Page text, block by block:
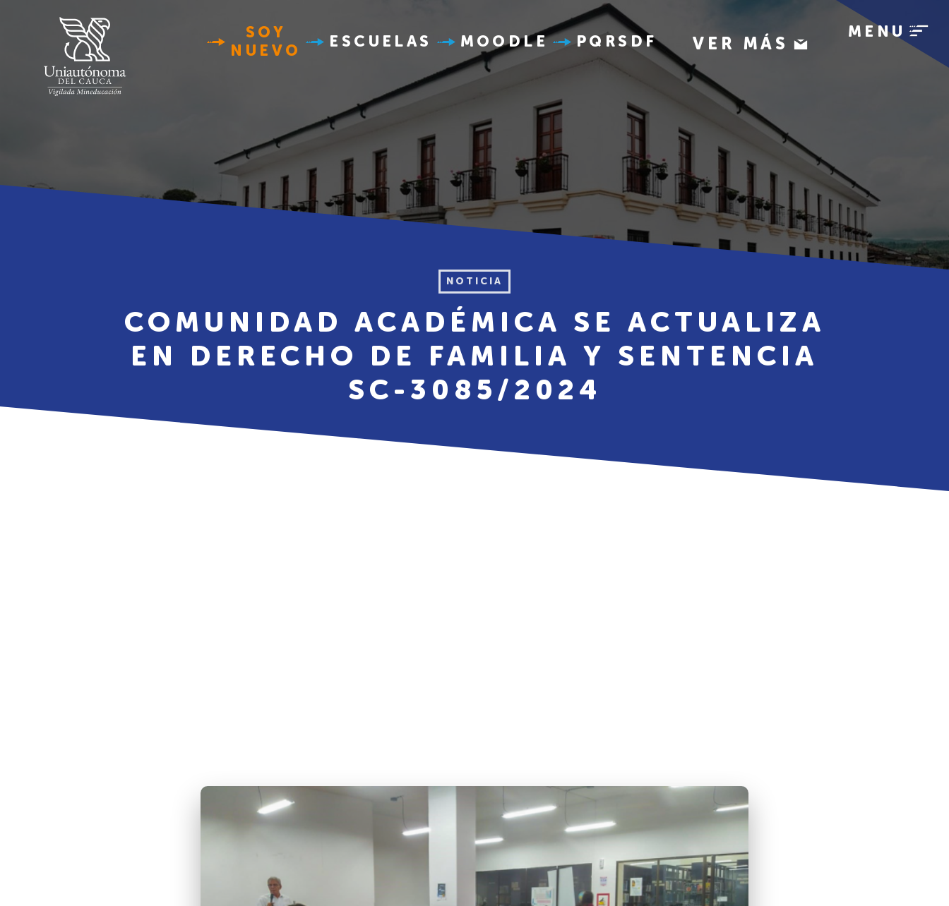
SOY
NUEVO
ESCUELAS MOODLE PQRSDF VER MÁS
MENU
NOTICIA
COMUNIDAD ACADÉMICA SE ACTUALIZA
EN DERECHO DE FAMILIA Y SENTENCIA
SC-3085/2024